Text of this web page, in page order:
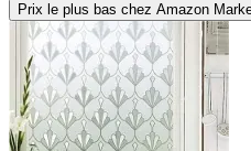
Prix le plus bas chez Amazon